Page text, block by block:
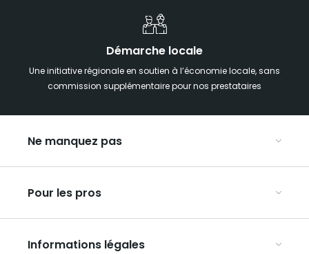
Démarche locale
Une initiative régionale en soutien à l’économie locale, sans
commission supplémentaire pour nos prestataires
Ne manquez pas
Week-end insolite en Grand Est
Week-end spa en Grand Est
Hébergements insolites
Pour les pros
Organisez vos voyages en groupe
Informations légales